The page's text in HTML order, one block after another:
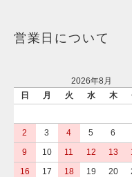
営業日について
2026年8月
日
月 火 水 木
2
3 4 5 6
9
10 11 12 13
16
17 18 19 20